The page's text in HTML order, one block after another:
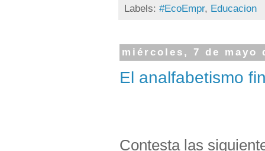
Labels: #EcoEmpr, Educacion
miércoles, 7 de mayo
El analfabetismo
Contesta las